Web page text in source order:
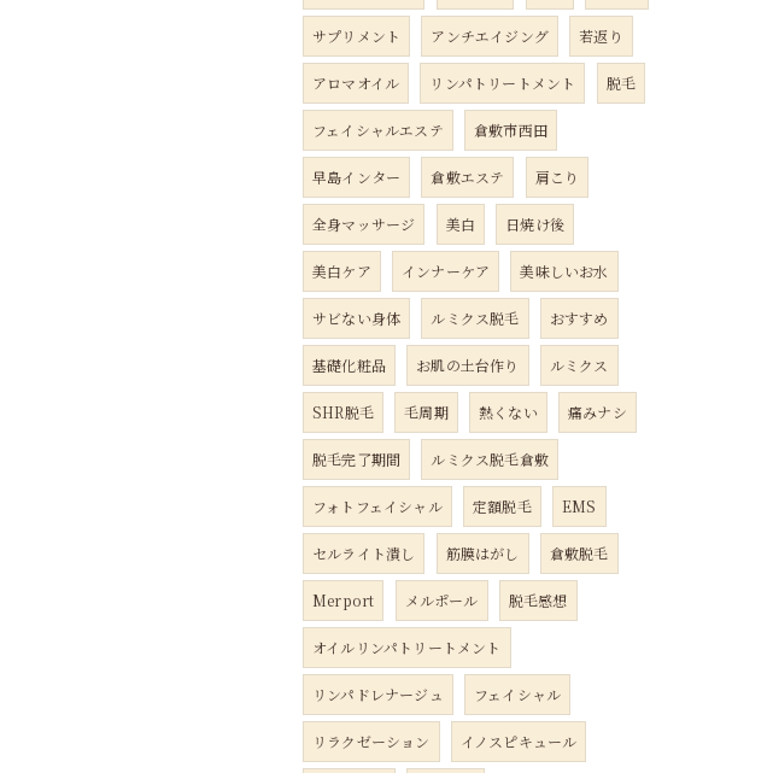
サプリメント アンチエイジング 若返り
アロマオイル リンパトリートメント 脱毛
フェイシャルエステ 倉敷市西田
早島インター 倉敷エステ 肩こり
全身マッサージ 美白 日焼け後
美白ケア インナーケア 美味しいお水
サビない身体 ルミクス脱毛 おすすめ
基礎化粧品 お肌の土台作り ルミクス
SHR脱毛 毛周期 熱くない 痛みナシ
脱毛完了期間 ルミクス脱毛倉敷
フォトフェイシャル 定額脱毛 EMS
セルライト潰し 筋膜はがし 倉敷脱毛
Merport メルポール 脱毛感想
オイルリンパトリートメント
リンパドレナージュ フェイシャル
リラクゼーション イノスピキュール